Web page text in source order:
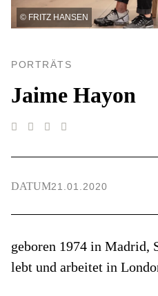
© FRITZ HANSEN
PORTRÄTS
Jaime Hayon
DATUM21.01.2020
geboren 1974 in Madrid,
lebt und arbeitet in